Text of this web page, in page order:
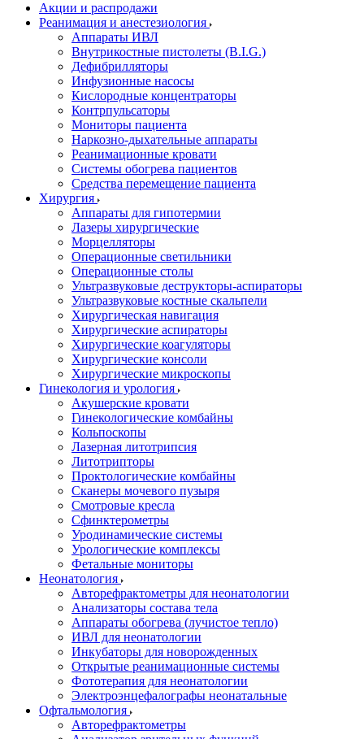
Акции и распродажи
Реанимация и анестезиология
Аппараты ИВЛ
Внутрикостные пистолеты (B.I.G.)
Дефибрилляторы
Инфузионные насосы
Кислородные концентраторы
Контрпульсаторы
Мониторы пациента
Наркозно-дыхательные аппараты
Реанимационные кровати
Системы обогрева пациентов
Средства перемещение пациента
Хирургия
Аппараты для гипотермии
Лазеры хирургические
Морцелляторы
Операционные светильники
Операционные столы
Ультразвуковые деструкторы-аспираторы
Ультразвуковые костные скальпели
Хирургическая навигация
Хирургические аспираторы
Хирургические коагуляторы
Хирургические консоли
Хирургические микроскопы
Гинекология и урология
Акушерские кровати
Гинекологические комбайны
Кольпоскопы
Лазерная литотрипсия
Литотрипторы
Проктологические комбайны
Сканеры мочевого пузыря
Смотровые кресла
Сфинктерометры
Уродинамические системы
Урологические комплексы
Фетальные мониторы
Неонатология
Авторефрактометры для неонатологии
Анализаторы состава тела
Аппараты обогрева (лучистое тепло)
ИВЛ для неонатологии
Инкубаторы для новорожденных
Открытые реанимационные системы
Фототерапия для неонатологии
Электроэнцефалографы неонатальные
Офтальмология
Авторефрактометры